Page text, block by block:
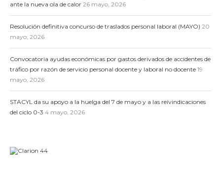
ante la nueva ola de calor 26 mayo, 2026
Resolución definitiva concurso de traslados personal laboral (MAYO) 20
mayo, 2026
Convocatoria ayudas económicas por gastos derivados de accidentes de
tráfico por razón de servicio personal docente y laboral no docente 19
mayo, 2026
STACYL da su apoyo a la huelga del 7 de mayo y a las reivindicaciones
del ciclo 0-3 4 mayo, 2026